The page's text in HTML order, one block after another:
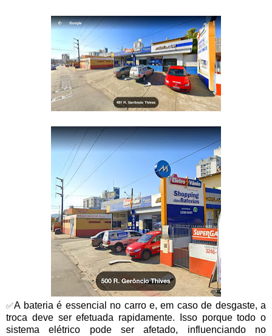
✅A bateria é essencial no carro e, em caso de desgaste, a
troca deve ser efetuada rapidamente. Isso porque todo o
sistema elétrico pode ser afetado, influenciando no